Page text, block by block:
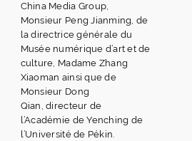
China Media Group,
Monsieur Peng Jianming, de
la directrice générale du
Musée numérique d’art et de
culture, Madame Zhang
Xiaoman ainsi que de
Monsieur Dong
Qian, directeur de
l’Académie de Yenching de
l’Université de Pékin.